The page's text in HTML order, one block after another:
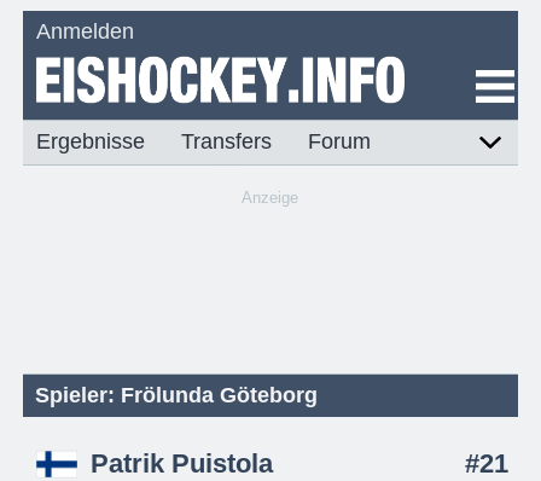
Anmelden
Ergebnisse Transfers Forum
Anzeige
Spieler: Frölunda Göteborg
Patrik Puistola #21